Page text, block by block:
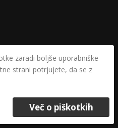
zaradi boljše uporabniške
strani potrjujete, da se z
Več o piškotkih